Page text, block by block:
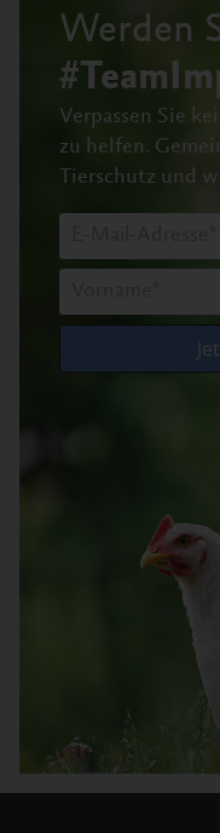
Werden
Verpassen Sie
zu helfen.
Tierschutz und